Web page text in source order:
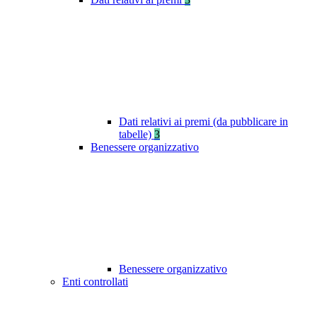
Dati relativi ai premi (da pubblicare in
tabelle) 3
Benessere organizzativo
Benessere organizzativo
Enti controllati